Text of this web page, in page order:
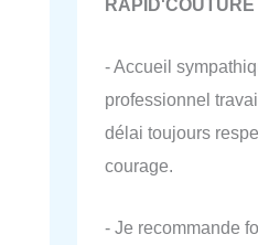
- Accueil
professionnel
délai toujours
courage.
- Je recommande